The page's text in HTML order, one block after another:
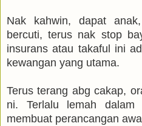
Nak kahwin, dapat
bercuti, terus nak stop
insurans atau takaful ini
kewangan yang utama.
Terus terang abg cakap,
ni. Terlalu lemah dalam
membuat perancangan